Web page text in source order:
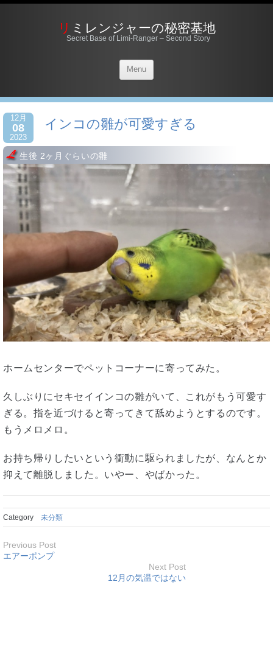
リミレンジャーの秘密基地
Secret Base of Limi-Ranger – Second Story
Menu
12月
08
2023
インコの雛が可愛すぎる
生後 2ヶ月ぐらいの雛
ホームセンターでペットコーナーに寄ってみた。
久しぶりにセキセイインコの雛がいて、これがもう可愛す
ぎる。指を近づけると寄ってきて舐めようとするのです。
もうメロメロ。
お持ち帰りしたいという衝動に駆られましたが、なんとか
抑えて離脱しました。いやー、やばかった。
Category 未分類
Previous Post
エアーポンプ
Next Post
12月の気温ではない